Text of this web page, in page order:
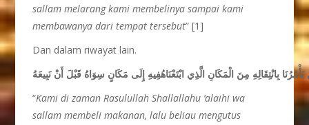
sallam melarang kami membelinya sampai kami
membawanya dari tempat tersebut” [1]
Dan dalam riwayat lain.
بِانْتِقَالِهِ مِنَ الْمَكَانِ الَّذِي ابْتَعْنَاهُفِيهِ إِلَى مَكَانٍ سِوَاهُ قَبْلَ أَنْ نَبِيعَهُ
“Kami di zaman Rasulullah Shallallahu ‘alaihi wa
sallam membeli makanan, lalu beliau mengutus